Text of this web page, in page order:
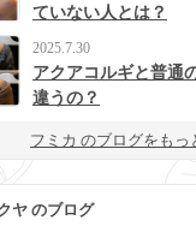
ていない人とは？
2025.7.30
アクアコルギと普通
違うの？
フミカ のブログをもっ
ヤ のブログ